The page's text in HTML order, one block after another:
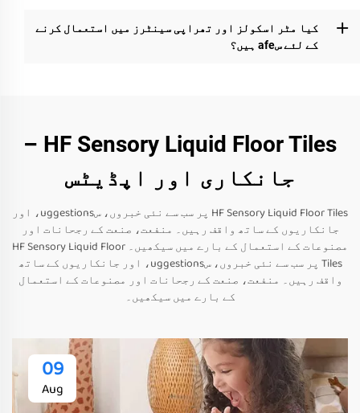
کیا مٹر اسکولز اور تھراپی سینٹرز میں استعمال کرنے
کے لئے سafe ہیں؟
HF Sensory Liquid Floor Tiles –
جانکاری اور اپڈیٹس
HF Sensory Liquid Floor Tiles پر سب سے نئی خبروں، سuggestions، اور
جانکاریوں کے ساتھ واقف رہیں۔ منفعت، صنعت کے رجحانات اور
مصنوعات کے استعمال کے بارے میں سیکھیں۔ HF Sensory Liquid Floor
Tiles پر سب سے نئی خبروں، سuggestions، اور جانکاریوں کے ساتھ
واقف رہیں۔ منفعت، صنعت کے رجحانات اور مصنوعات کے استعمال
کے بارے میں سیکھیں۔
09
Aug